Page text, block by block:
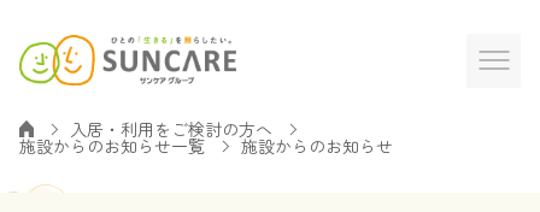
入居・利用をご検討の方へ
施設からのお知らせ一覧 施設からのお知らせ